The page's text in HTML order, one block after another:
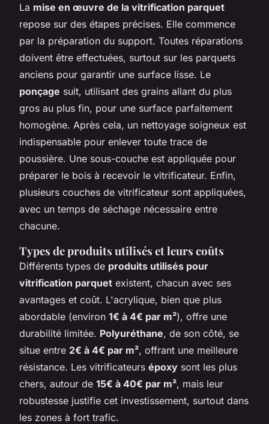
La mise en œuvre de la vitrification parquet
repose sur des étapes précises. Elle commence
par la préparation du support. Toutes réparations
doivent être effectuées, surtout sur les parquets
anciens pour garantir une surface lisse. Le
ponçage suit, utilisant des grains allant du plus
gros au plus fin, pour une surface parfaitement
homogène. Après cela, un nettoyage soigneux est
indispensable pour enlever toute trace de
poussière. Une sous-couche est appliquée pour
préparer le bois à recevoir le vitrificateur. Enfin,
plusieurs couches de vitrificateur sont appliquées,
avec un temps de séchage nécessaire entre
chacune.
Types de produits utilisés et leurs coûts
Différents types de produits utilisés pour
vitrification parquet existent, chacun avec ses
avantages et coût. L'acrylique, bien que plus
abordable (environ 1€ à 4€ par m²), offre une
durabilité limitée. Polyuréthane, de son côté, se
situe entre 2€ à 4€ par m², offrant une meilleure
résistance. Les vitrificateurs époxy sont les plus
chers, autour de 15€ à 40€ par m², mais leur
robustesse justifie cet investissement, surtout dans
les zones à fort trafic.